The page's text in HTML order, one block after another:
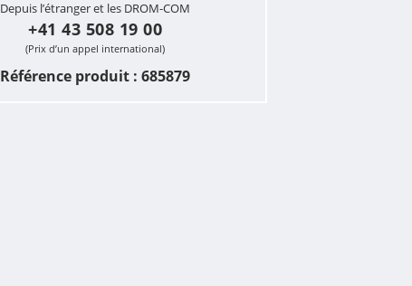
Depuis l’étranger et les DROM-COM
+41 43 508 19 00
(Prix d’un appel international)
Référence produit : 685879